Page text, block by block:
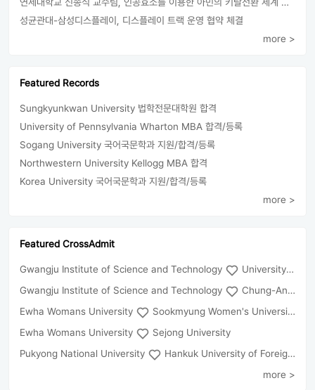
성균관대-삼성디스플레이, 디스플레이 트랙 운영 협약 체결
more >
Featured Records
Sungkyunkwan University 법학전문대학원 합격
University of Pennsylvania Wharton MBA 합격/등록
Sogang University 국어국문학과 지원/합격/등록
Northwestern University Kellogg MBA 합격
Korea University 국어국문학과 지원/합격/등록
more >
Featured CrossAdmit
Gwangju Institute of Science and Technology
University of Seoul
Gwangju Institute of Science and Technology
Chung-Ang University
Ewha Womans University
Sookmyung Women's University
Ewha Womans University
Sejong University
Pukyong National University
Hankuk University of Foreign Studies(Global Campus
more >